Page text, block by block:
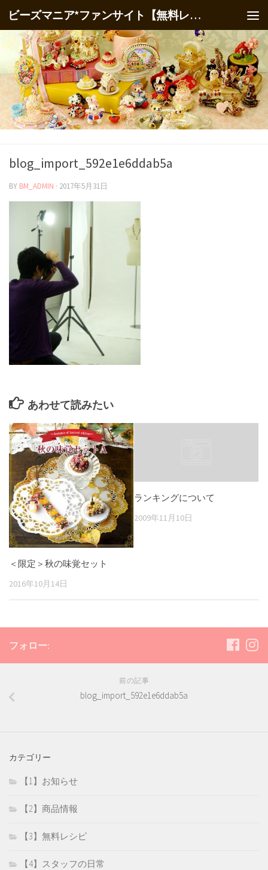
ビーズマニア*ファンサイト【無料レシピ】
blog_import_592e1e6ddab5a
BY BM_ADMIN · 2017年5月31日
あわせて読みたい
＜限定＞秋の味覚セット
2016年10月14日
ランキングについて
2009年11月10日
フォロー:
前の記事
blog_import_592e1e6ddab5a
カテゴリー
【1】お知らせ
【2】商品情報
【3】無料レシピ
【4】スタッフの日常